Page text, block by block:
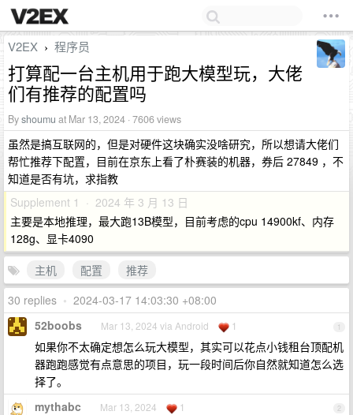
V2EX › 程序员
打算配一台主机用于跑大模型玩，大佬
们有推荐的配置吗
Byshoumu at Mar 13, 2024 · 7606 views
虽然是搞互联网的，但是对硬件这块确实没啥研究，所以想请大佬们
帮忙推荐下配置，目前在京东上看了朴赛装的机器，券后 27849 ，不
知道是否有坑，求指教
Supplement 1 · 2024 年 3 月 13 日
主要是本地推理，最大跑13B模型，目前考虑的cpu 14900kf、内存
128g、显卡4090
主机
配置
推荐
30 replies • 2024-03-17 14:03:30 +08:00
1
52boobs Mar 13, 2024 via Android 1
如果你不太确定想怎么玩大模型，其实可以花点小钱租台顶配机
器跑跑感觉有点意思的项目，玩一段时间后你自然就知道怎么选
择了。
2
mythabc Mar 13, 2024 1